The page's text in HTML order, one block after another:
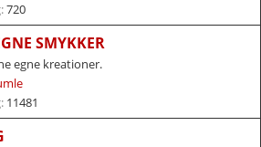
720
SMYKKER
egne kreationer.
11481